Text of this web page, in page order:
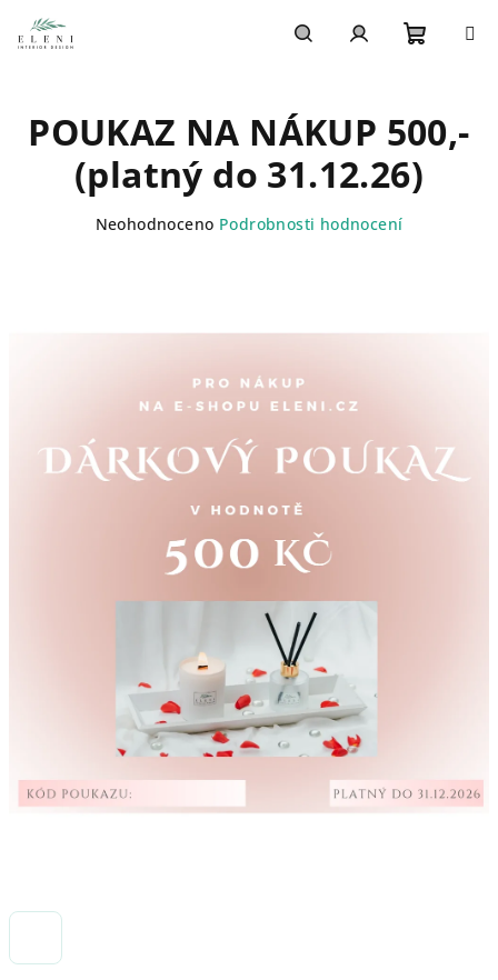
na
obsah
košík
POUKAZ NA NÁKUP 500,-
(platný do 31.12.26)
Průměrné
Neohodnoceno Podrobnosti hodnocení